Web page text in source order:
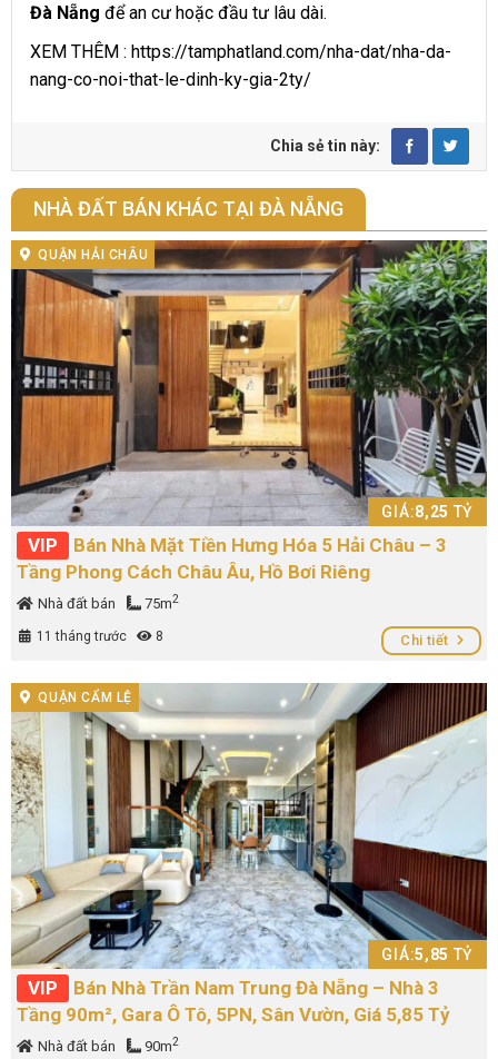
Đà Nẵng để an cư hoặc đầu tư lâu dài.
XEM THÊM : https://tamphatland.com/nha-dat/nha-da-
nang-co-noi-that-le-dinh-ky-gia-2ty/
Chia sẻ tin này:
NHÀ ĐẤT BÁN KHÁC TẠI ĐÀ NẴNG
QUẬN HẢI CHÂU
GIÁ:8,25 TỶ
VIP
Bán Nhà Mặt Tiền Hưng Hóa 5 Hải Châu – 3
Tầng Phong Cách Châu Âu, Hồ Bơi Riêng
Nhà đất bán 75m2
11 tháng trước 8 Chi tiết
QUẬN CẨM LỆ
GIÁ:5,85 TỶ
VIP
Bán Nhà Trần Nam Trung Đà Nẵng – Nhà 3
Tầng 90m², Gara Ô Tô, 5PN, Sân Vườn, Giá 5,85 Tỷ
Nhà đất bán 90m2